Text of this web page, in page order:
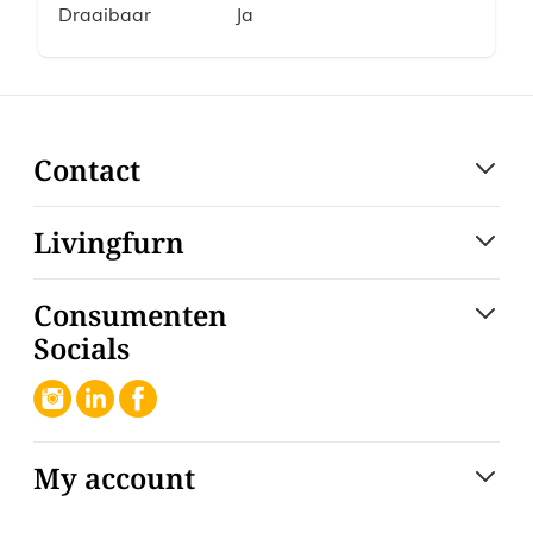
Draaibaar Ja
Contact
Livingfurn
Consumenten
Socials
My account